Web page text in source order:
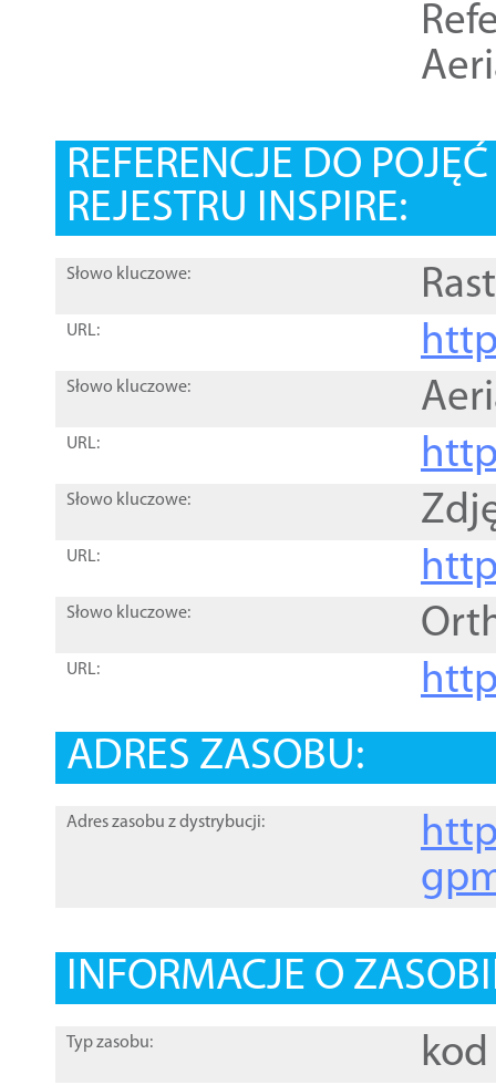
REFERENCJE DO
REJESTRU INSPIRE:
Słowo kluczowe:
URL:
Słowo kluczowe:
URL:
Słowo kluczowe:
URL:
Słowo kluczowe:
URL:
ADRES ZASOBU:
Adres zasobu z dystrybucji:
INFORMACJE O
Typ zasobu: kod